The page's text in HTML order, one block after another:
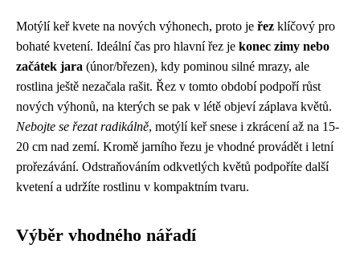
Motýlí keř kvete na nových výhonech, proto je řez klíčový pro
bohaté kvetení. Ideální čas pro hlavní řez je konec zimy nebo
začátek jara (únor/březen), kdy pominou silné mrazy, ale
rostlina ještě nezačala rašit. Řez v tomto období podpoří růst
nových výhonů, na kterých se pak v létě objeví záplava květů.
Nebojte se řezat radikálně, motýlí keř snese i zkrácení až na 15-
20 cm nad zemí. Kromě jarního řezu je vhodné provádět i letní
prořezávání. Odstraňováním odkvetlých květů podpoříte další
kvetení a udržíte rostlinu v kompaktním tvaru.
Výběr vhodného nářadí